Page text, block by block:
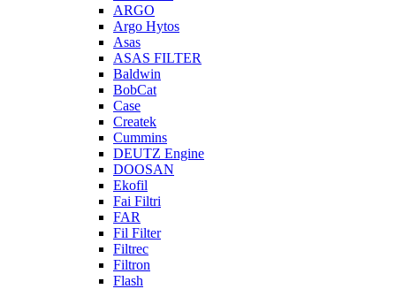
ARGO
Argo Hytos
Asas
ASAS FILTER
Baldwin
BobCat
Case
Createk
Cummins
DEUTZ Engine
DOOSAN
Ekofil
Fai Filtri
FAR
Fil Filter
Filtrec
Filtron
Flash